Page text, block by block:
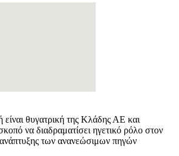
θυγατρική της Κλάδης ΑΕ και
να διαδραματίσει ηγετικό ρόλο στον
ανάπτυξης των ανανεώσιμων πηγών